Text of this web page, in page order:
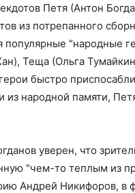
Петя (Антон
из потрепанного
"народные
Теща (Ольга
быстро
из народной памяти,
уверен, что
"чем-то теплым из
Андрей Никифоров, в